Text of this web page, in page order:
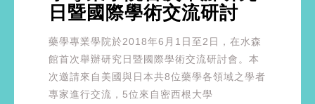
日暨國際學術交流研討
藥學專業學院於2018年6月1日至2日，在水森
館首次舉辦研究日暨國際學術交流研討會。本
次邀請來自美國與日本共8位藥學各領域之學者
專家進行交流，5位來自密西根大學